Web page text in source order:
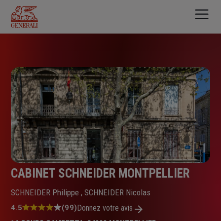
contenu
principal
CABINET SCHNEIDER MONTPELLIER
SCHNEIDER Philippe , SCHNEIDER Nicolas
Note
4.5 (99)Donnez votre avis